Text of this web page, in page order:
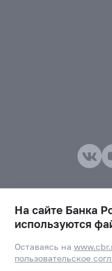
На сайте Банка
используются
Оставаясь на
пользовательское